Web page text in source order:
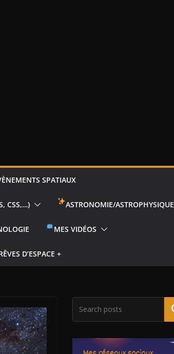
SPATIAUX
CSS,…) ASTRONOMIE/ASTROPHYSIQUE
MES VIDÉOS
D’ESPACE +